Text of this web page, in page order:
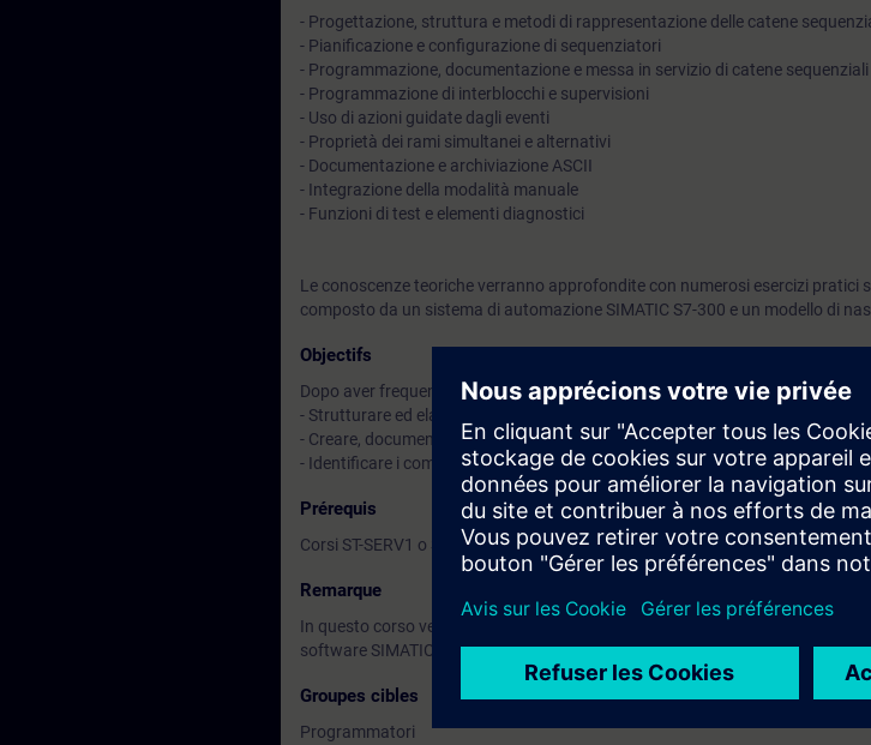
- Progettazione, struttura e metodi di rappresentazione delle catene
- Pianificazione e configurazione di sequenziatori
- Programmazione, documentazione e messa in servizio di catene sequenziali
- Programmazione di interblocchi e supervisioni
- Uso di azioni guidate dagli eventi
- Proprietà dei rami simultanei e alternativi
- Documentazione e archiviazione ASCII
- Integrazione della modalità manuale
- Funzioni di test e elementi diagnostici
Le conoscenze teoriche verranno approfondite con numerosi esercizi pratici
composto da un sistema di automazione SIMATIC S7-300 e un modello di
Objectifs
Dopo aver frequentato il corso sarai in grado di:
- Strutturare ed elaborare un programma utilizzando gli elementi di
- Creare, documentare, testare e risolvere i problemi di un programma
- Identificare i componenti e le potenzialità di una struttura SIMATIC S7-
Prérequis
Corsi ST-SERV1 o ST-PRO1 o equivalenti conoscenze base dei sistemi di
Remarque
In questo corso vengono utilizzati il sistema di automazione SIMATIC S7-300
software SIMATIC STEP 7 (TIA Portal) è disponibile il corso TIA-GRAPH.
Groupes cibles
Programmatori